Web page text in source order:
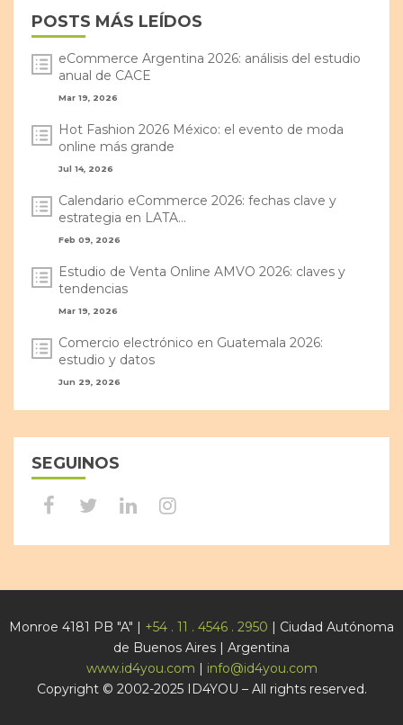
POSTS MÁS LEÍDOS
eCommerce Argentina 2026: análisis del estudio
anual de CACE
Mar 19, 2026
Hot Fashion 2026 México: el evento de moda
online más grande
Jul 14, 2026
Calendario eCommerce 2026: fechas clave y
estrategia en LATA...
Feb 09, 2026
Estudio de Venta Online AMVO 2026: claves y
tendencias
Mar 19, 2026
Comercio electrónico en Guatemala 2026:
estudio y datos
Jun 29, 2026
SEGUINOS
Monroe 4181 PB "A" | +54 . 11 . 4546 . 2950 | Ciudad Autónoma
de Buenos Aires | Argentina
www.id4you.com
info@id4you.com
Copyright © 2002-2025 ID4YOU – All rights reserved.